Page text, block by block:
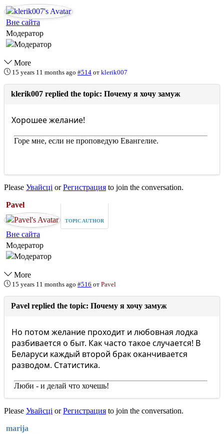
Вне сайта
Модератор
More
15 years 11 months ago #514 от klerik007
klerik007 replied the topic: Почему я хочу замуж
Хорошее желание!
Горе мне, если не проповедую Евангелие.
Please Увайсці orРегистрация to join the conversation.
Pavel
TOPIC AUTHOR
Вне сайта
Модератор
More
15 years 11 months ago #516 от Pavel
Pavel replied the topic: Почему я хочу замуж
Но потом желание проходит и любовная лодка
разбивается о быт. Как часто такое случается! В
Беларуси каждый второй брак оканчивается
разводом. Статистика.
Люби - и делай что хочешь!
Please Увайсці orРегистрация to join the conversation.
marija